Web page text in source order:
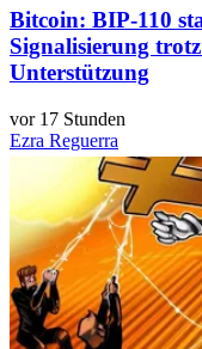
Bitcoin: BIP-110
Signalisierung
Unterstützung
vor 17 Stunden
Ezra Reguerra